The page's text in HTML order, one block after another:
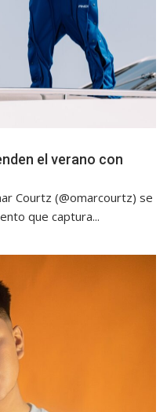
el verano con
Courtz (@omarcourtz) se
que captura...